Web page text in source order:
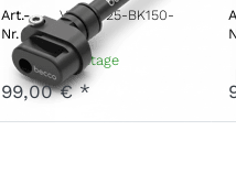
Art.-
Nr.
V-TA12-25-BK150-
229
3 - 7 Werktage
99,00 € *